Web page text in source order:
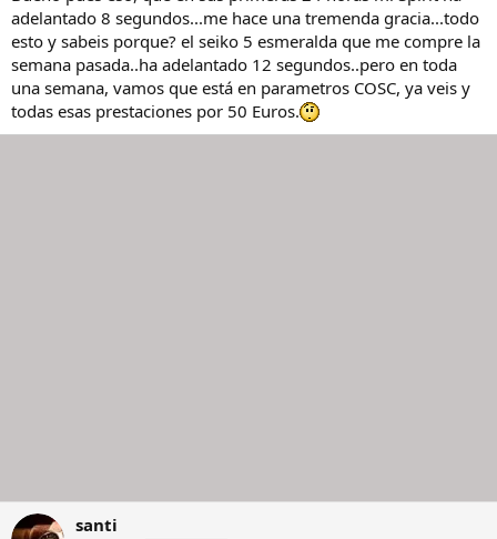
l
h
i
l
o
i
o
adelantado 8 segundos...me hace una tremenda gracia...todo
esto y sabeis porque? el seiko 5 esmeralda que me compre la
semana pasada..ha adelantado 12 segundos..pero en toda
una semana, vamos que está en parametros COSC, ya veis y
todas esas prestaciones por 50 Euros.
santi